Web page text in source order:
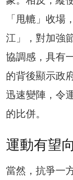
「甩轆」收場
江」，對加強
協調感，具有
的背後顯示政
迅速變陣，令
的比併。
運動有望
當然，抗爭一